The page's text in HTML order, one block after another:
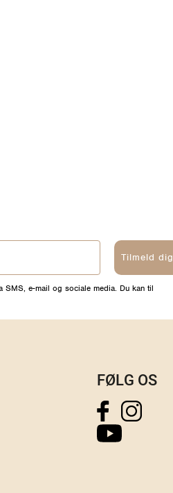
Tilmeld dig
e-mail og sociale media. Du kan til
FØLG OS